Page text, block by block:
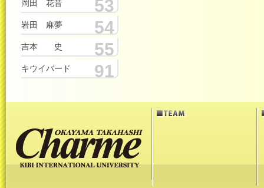
岡田 花音 53
岩田 麻夢 54
吉本 史 55
キウイバード 91